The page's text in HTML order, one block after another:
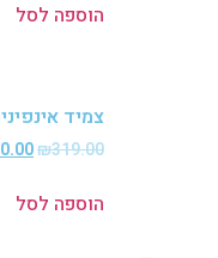
הוספה לסל
צמיד אינפיניטי
₪319.00
₪170.00
הוספה לסל